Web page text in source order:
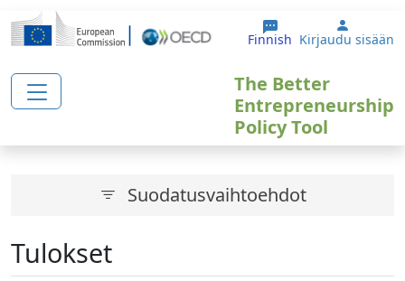
Hyppää pääsisältöön
Finnish User
Kirjaudu sisään
The Better
Entrepreneurship
Policy Tool
Suodatusvaihtoehdot
Tulokset